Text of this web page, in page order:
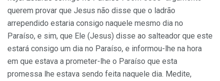
querem provar que Jesus não disse que o ladrão
arrependido estaria consigo naquele mesmo dia no
Paraíso, e sim, que Ele (Jesus) disse ao salteador que este
estará consigo um dia no Paraíso, e informou-lhe na hora
em que estava a prometer-lhe o Paraíso que esta
promessa lhe estava sendo feita naquele dia. Medite,